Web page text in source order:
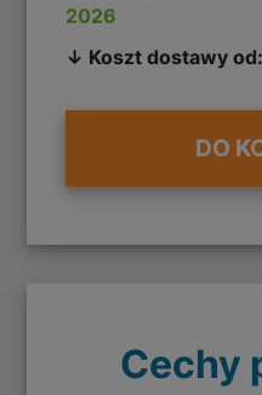
2026
↓ Koszt dostawy od:
DO
Cechy